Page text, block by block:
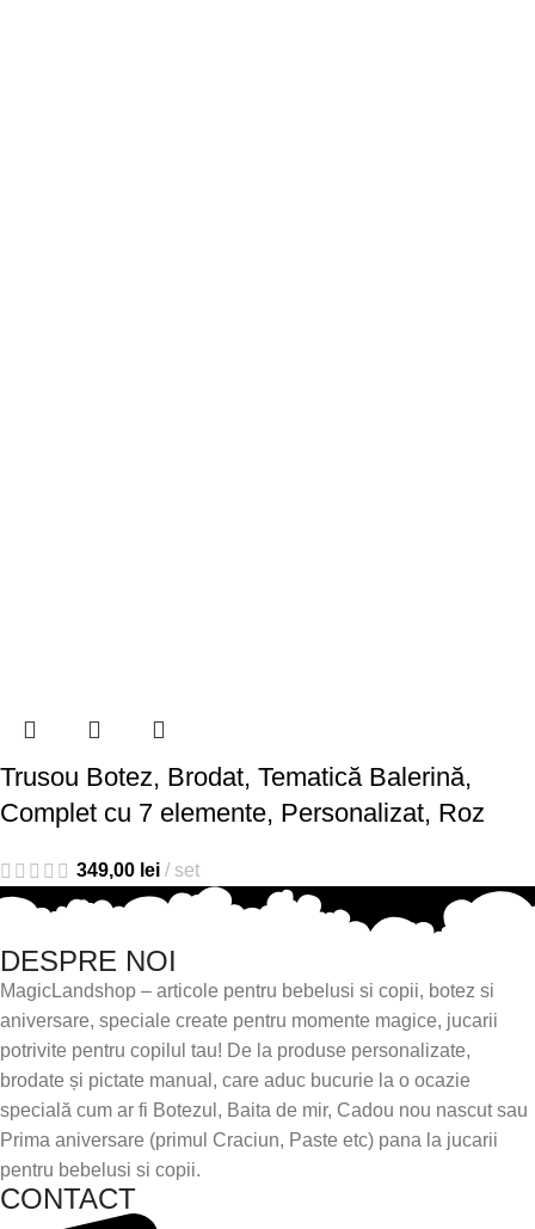
Trusou Botez, Brodat, Tematică Balerină,
Complet cu 7 elemente, Personalizat, Roz
349,00 lei set
DESPRE NOI
MagicLandshop – articole pentru bebelusi si copii, botez si
aniversare, speciale create pentru momente magice, jucarii
potrivite pentru copilul tau! De la produse personalizate,
brodate și pictate manual, care aduc bucurie la o ocazie
specială cum ar fi Botezul, Baita de mir, Cadou nou nascut sau
Prima aniversare (primul Craciun, Paste etc) pana la jucarii
pentru bebelusi si copii.
CONTACT